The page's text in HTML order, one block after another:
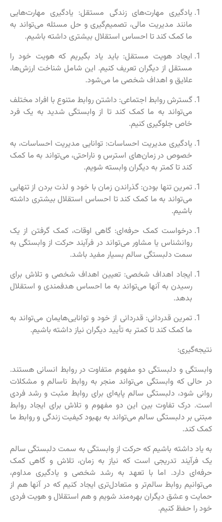
یادگیری مهارت‌های زندگی مستقل: یادگیری مهارت‌هایی
مانند مدیریت مالی، تصمیم‌گیری و حل مسئله می‌تواند به
ما کمک کند تا احساس استقلال بیشتری داشته باشیم.
ایجاد هویت مستقل: باید یاد بگیریم که هویت خود را
مستقل از دیگران تعریف کنیم. این شامل شناخت ارزش‌ها،
علایق و اهداف شخصی ما می‌شود.
گسترش روابط اجتماعی: داشتن روابط متنوع با افراد مختلف
می‌تواند به ما کمک کند تا از وابستگی شدید به یک فرد
خاص جلوگیری کنیم.
یادگیری مدیریت احساسات: توانایی مدیریت احساسات، به
خصوص در زمان‌های استرس و ناراحتی، می‌تواند به ما کمک
کند تا کمتر به دیگران وابسته شویم.
تمرین تنها بودن: گذراندن زمان با خود و لذت بردن از تنهایی
می‌تواند به ما کمک کند تا احساس استقلال بیشتری داشته
باشیم.
درخواست کمک حرفه‌ای: گاهی اوقات، کمک گرفتن از یک
روانشناس یا مشاور می‌تواند در فرآیند حرکت از وابستگی به
سمت دلبستگی سالم بسیار مفید باشد.
ایجاد اهداف شخصی: تعیین اهداف شخصی و تلاش برای
رسیدن به آنها می‌تواند به ما احساس هدفمندی و استقلال
بدهد.
تمرین قدردانی: قدردانی از خود و توانایی‌هایمان می‌تواند به
ما کمک کند تا کمتر به تأیید دیگران نیاز داشته باشیم.
نتیجه‌گیری:
وابستگی و دلبستگی دو مفهوم متفاوت در روابط انسانی هستند.
در حالی که وابستگی می‌تواند منجر به روابط ناسالم و مشکلات
روانی شود، دلبستگی سالم پایه‌ای برای روابط مثبت و رشد فردی
است. درک تفاوت بین این دو مفهوم و تلاش برای ایجاد روابط
مبتنی بر دلبستگی سالم می‌تواند به بهبود کیفیت زندگی و روابط ما
کمک کند.
به یاد داشته باشیم که حرکت از وابستگی به سمت دلبستگی سالم
یک فرآیند تدریجی است که نیاز به زمان، تلاش و گاهی کمک
حرفه‌ای دارد. اما با تعهد به رشد شخصی و یادگیری مداوم،
می‌توانیم روابط سالم‌تر و متعادل‌تری ایجاد کنیم که در آنها هم از
حمایت و عشق دیگران بهره‌مند شویم و هم استقلال و هویت فردی
خود را حفظ کنیم.